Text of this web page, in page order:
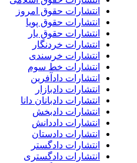
انتشارات حقوق امروز
انتشارات حقوق پویا
انتشارات حقوق یار
انتشارات خردنگار
انتشارات خرسندی
انتشارات خط سوم
انتشارات دادآفرین
انتشارات دادبازار
انتشارات دادبانان دانا
انتشارات دادبخش
انتشارات داددانش
انتشارات دادستان
انتشارات دادگستر
انتشارات دادگستری